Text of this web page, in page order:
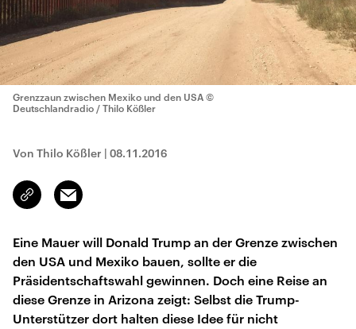
Grenzzaun zwischen Mexiko und den USA ©
Deutschlandradio / Thilo Kößler
Von Thilo Kößler | 08.11.2016
Link
kopieren/teilen
Email
Eine Mauer will Donald Trump an der Grenze zwischen
den USA und Mexiko bauen, sollte er die
Präsidentschaftswahl gewinnen. Doch eine Reise an
diese Grenze in Arizona zeigt: Selbst die Trump-
Unterstützer dort halten diese Idee für nicht